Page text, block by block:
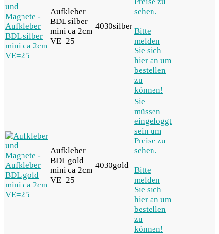
Aufkleber
BDL silber
mini ca 2cm
VE=25
4030silber
sehen.
Bitte
melden
Sie sich
hier an um
bestellen
zu
können!
Aufkleber
BDL gold
mini ca 2cm
VE=25
4030gold
Sie
müssen
eingeloggt
sein um
Preise zu
sehen.
Bitte
melden
Sie sich
hier an um
bestellen
zu
können!